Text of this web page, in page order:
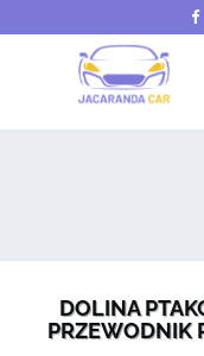
DOLINA
PRZEWODNIK